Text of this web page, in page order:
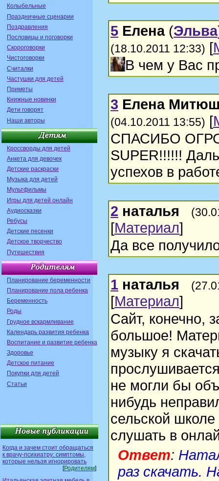
Колыбельные
Праздничные сценарии
Поздравления
Пословицы и поговорки
Скороговорки
Чистоговорки
Считалки
Частушки для детей
Приметы
Книжные новинки
Дети говорят
Наши авторы
Кроссворды для детей
Анкета для девочек
Детские раскраски
Музыка для детей
Мультфильмы
Игры для детей онлайн
Аудиосказки
Ребусы
Детские песенки
Детское творчество
Путешествия
Планирование беременности
Планирование пола ребенка
Беременность
Роды
Грудное вскармливание
Календарь развития ребенка
Воспитание и развитие ребенка
Здоровье
Детское питание
Покупки для детей
Статьи
Когда и зачем стоит обращаться
к врачу-психиатру: симптомы,
которые нельзя игнорировать
[Родителям]
5 Елена(Эльва
(18.10.2011 12:33) [
В чем у Вас
3 Елена
(04.10.2011 13:55) [
СПАСИБО
SUPER!!!!!!
успехов в
2 наталья
[Материал]
Да все
1 наталья
[Материал]
Сайт, конечно,
большое!
музыку я
не могли бы
нибудь
сельской
слушать в
Ответ:
раз скачать.